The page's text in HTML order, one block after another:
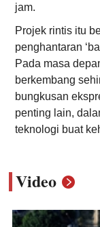
jam.
Projek rintis itu
penghantaran
Pada masa
berkembang
bungkusan
penting lain,
teknologi buat
Video